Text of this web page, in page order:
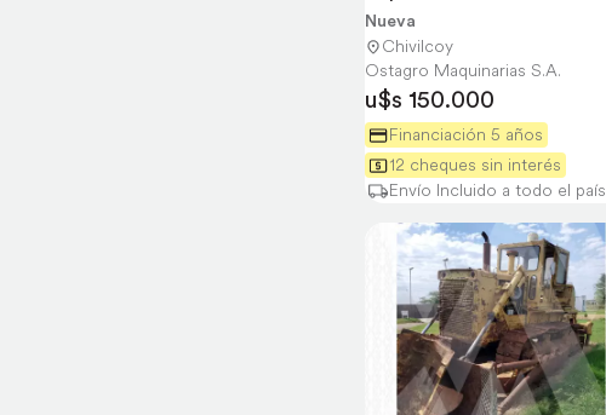
Nueva
Chivilcoy
Ostagro Maquinarias S.A.
u$s 150.000
Financiación 5 años
12 cheques sin interés
Envío Incluido a todo el país